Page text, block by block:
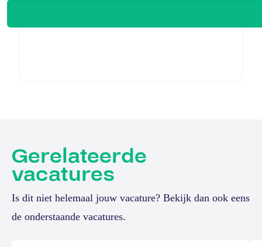
Gerelateerde
vacatures
Is dit niet helemaal jouw vacature? Bekijk dan ook eens
de onderstaande vacatures.